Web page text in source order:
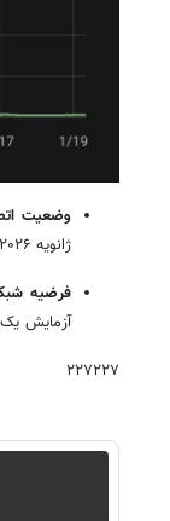
وضعیت
ژانویه ۲۰۲۶ است که تا امروز (۱۹ ژانویه) همچنان ادامه دارد.
فرضیه
آزمایش یک
۲۲۷۲۲۷